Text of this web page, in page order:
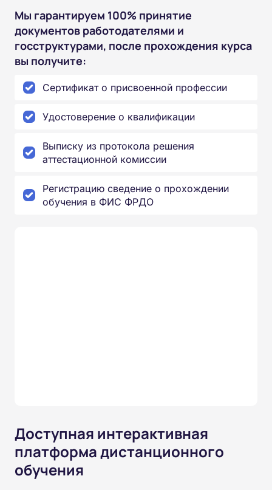
Мы гарантируем 100% принятие
документов работодателями и
госструктурами, после прохождения курса
вы получите:
Сертификат о присвоенной профессии
Удостоверение о квалификации
Выписку из протокола решения
аттестационной комиссии
Регистрацию сведение о прохождении
обучения в ФИС ФРДО
Доступная интерактивная
платформа дистанционного
обучения